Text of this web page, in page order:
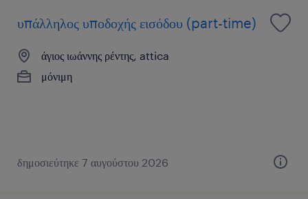
υπάλληλος υποδοχής εισόδου (part-time)
άγιος ιωάννης ρέντης, attica
μόνιμη
δημοσιεύτηκε 7 αυγούστου 2026